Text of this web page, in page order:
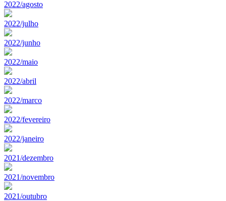
2022/agosto
2022/julho
2022/junho
2022/maio
2022/abril
2022/marco
2022/fevereiro
2022/janeiro
2021/dezembro
2021/novembro
2021/outubro